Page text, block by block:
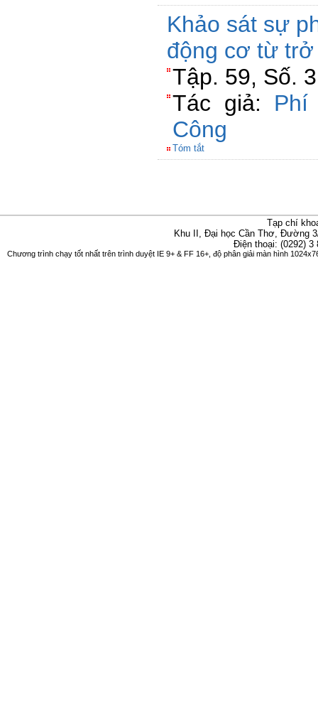
Khảo sát sự
động cơ từ
Tập. 59, Số.
Tác giả: Phí
Công
Tóm tắt
Tạp chí
Khu II, Đại học Cần Thơ, Đường
Điện thoại: (0292)
Chương trình chạy tốt nhất trên trình duyệt IE 9+ & FF 16+, độ phân giải màn hình